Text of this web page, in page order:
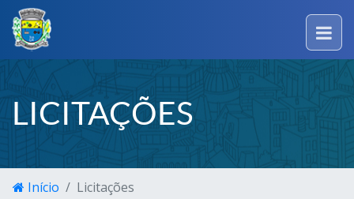
LICITAÇÕES
Início Licitações